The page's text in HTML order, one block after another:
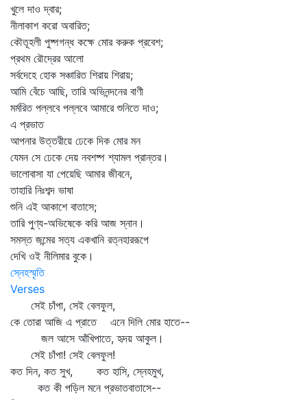
খুলে দাও দ্বার;
নীলাকাশ করো অবারিত;
কৌতূহলী পুষ্পগন্ধ কক্ষে মোর করুক প্রবেশ;
প্রথম রৌদ্রের আলো
সর্বদেহে হোক সঞ্চারিত শিরায় শিরায়;
আমি বেঁচে আছি, তারি অভিনন্দনের বাণী
মর্মরিত পল্লবে পল্লবে আমারে শুনিতে দাও;
এ প্রভাত
আপনার উত্তরীয়ে ঢেকে দিক মোর মন
যেমন সে ঢেকে দেয় নবশষ্প শ্যামল প্রান্তর।
ভালোবাসা যা পেয়েছি আমার জীবনে,
তাহারি নিঃশব্দ ভাষা
শুনি এই আকাশে বাতাসে;
তারি পুণ্য-অভিষেকে করি আজ স্নান।
সমস্ত জন্মের সত্য একখানি রত্নহাররূপে
দেখি ওই নীলিমার বুকে।
স্নেহস্মৃতি
Verses
সেই চাঁপা, সেই বেলফুল,
কে তোরা আজি এ প্রাতে এনে দিলি মোর হাতে--
জল আসে আঁখিপাতে, হৃদয় আকুল।
সেই চাঁপা! সেই বেলফুল!
কত দিন, কত সুখ, কত হাসি, স্নেহমুখ,
কত কী পড়িল মনে প্রভাতবাতাসে--